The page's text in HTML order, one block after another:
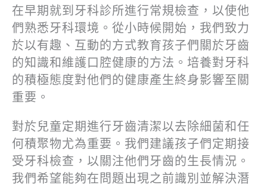
在早期就到牙科診所進行常規檢查，以使他
們熟悉牙科環境。從小時候開始，我們致力
於以有趣、互動的方式教育孩子們關於牙齒
的知識和維護口腔健康的方法。培養對牙科
的積極態度對他們的健康產生終身影響至關
重要。
對於兒童定期進行牙齒清潔以去除細菌和任
何積聚物尤為重要。我們建議孩子們定期接
受牙科檢查，以關注他們牙齒的生長情況。
我們希望能夠在問題出現之前識別並解決潛